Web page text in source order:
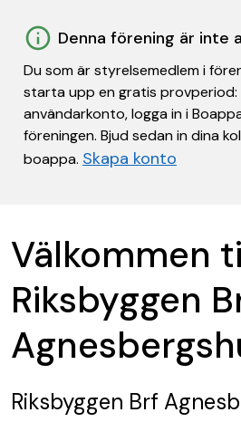
Denna förening är inte
Du som är styrelsemedlem i
starta upp en gratis
användarkonto, logga in i
föreningen. Bjud sedan in dina
boappa. Skapa konto
Välkommen
Riksbyggen
Riksbyggen Brf